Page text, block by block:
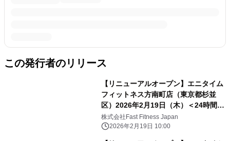
この発行者のリリース
【リニューアルオープン】エニタイム
フィットネス方南町店（東京都杉並
区）2026年2月19日（木）＜24時間年
中無休のフィットネスジム＞
株式会社Fast Fitness Japan
2026年2月19日 10:00